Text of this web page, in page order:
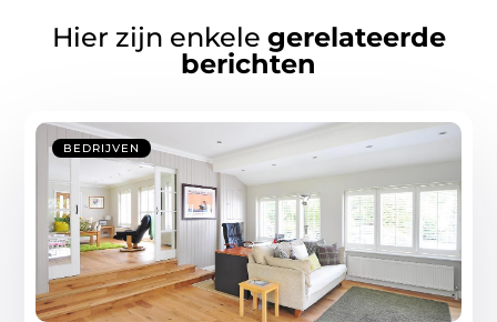
Hier zijn enkele gerelateerde
berichten
BEDRIJVEN